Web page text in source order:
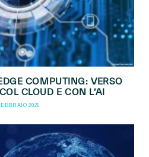
COMPUTING: VERSO
CLOUD E CON L’AI
2026